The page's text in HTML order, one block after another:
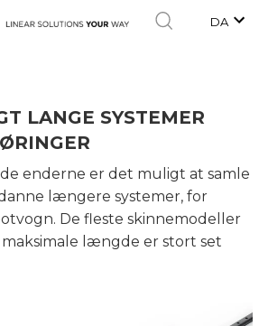
DA
LANGE SYSTEMER
enderne er det muligt at samle
længere systemer, for
De fleste skinnemodeller
maksimale længde er stort set